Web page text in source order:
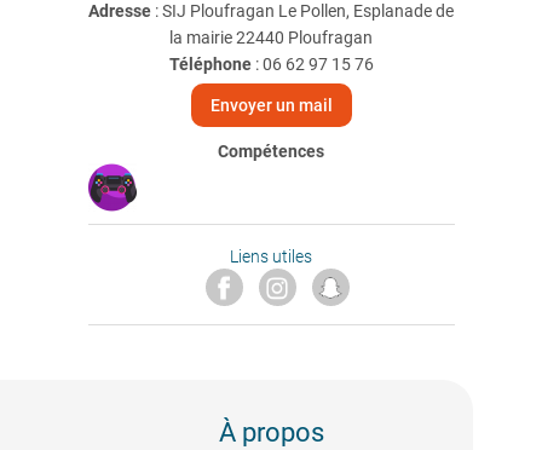
Adresse : SIJ Ploufragan Le Pollen, Esplanade de
la mairie 22440 Ploufragan
Téléphone:06 62 97 15 76
Envoyer un mail
Compétences
Liens utiles
À propos